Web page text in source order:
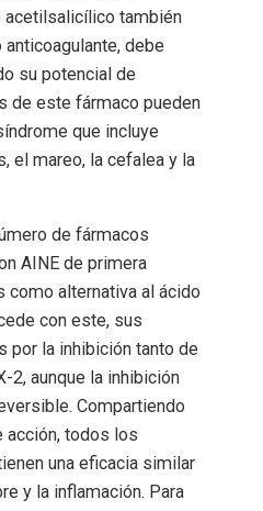
acetilsalicílico también
debe
su potencial de
de este fármaco pueden
que incluye
el mareo, la cefalea y la
de fármacos
AINE de primera
como alternativa al ácido
con este, sus
por la inhibición tanto de
2, aunque la inhibición
Compartiendo
todos los
una eficacia similar
y la inflamación. Para